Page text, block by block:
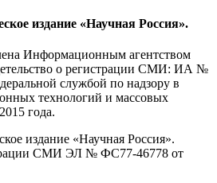
издание «Научная Россия».
Информационным агентством
о регистрации СМИ: ИА №
службой по надзору в
технологий и массовых
года.
издание «Научная Россия».
СМИ ЭЛ № ФС77-46778 от